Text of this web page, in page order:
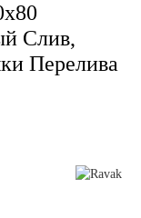
Слив,
Перелива